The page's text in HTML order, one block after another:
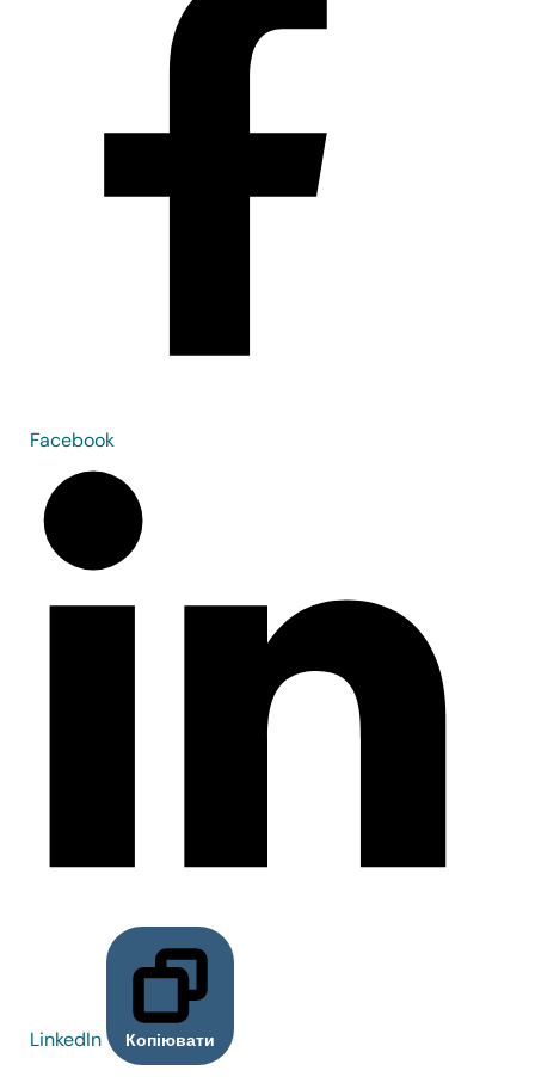
Facebook
LinkedIn Копіювати